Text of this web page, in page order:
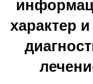
характер